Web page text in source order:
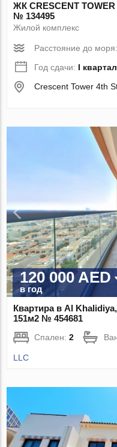
ЖК CRESCENT
№ 134495
Жилой комплекс
Расстояние до
Год сдачи: I
Crescent Tower 4th
120 000 AED
в год
Квартира в Al
151м2 № 454681
Спален:2
LLC